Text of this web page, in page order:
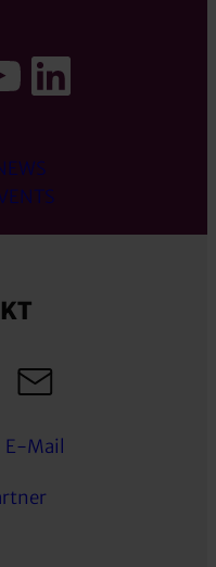
E-Mail